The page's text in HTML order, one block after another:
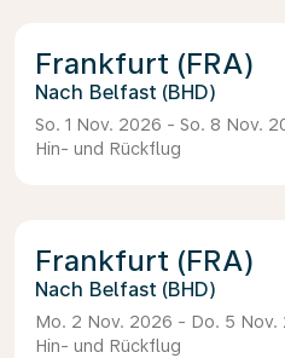
Frankfurt (FRA)
Belfast (BHD)
So. 1 Nov. 2026 - So. 8 Nov.
Hin- und Rückflug
Frankfurt (FRA)
Belfast (BHD)
Mo. 2 Nov. 2026 - Do. 5 Nov.
Hin- und Rückflug